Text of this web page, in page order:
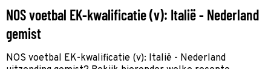
NOS voetbal EK-kwalificatie (v): Italië - Nederland
gemist
NOS voetbal EK-kwalificatie (v): Italië - Nederland